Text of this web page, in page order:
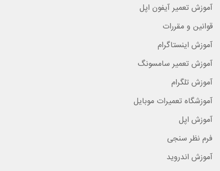
آموزش تعمیر آیفون اپل
قوانین و مقررات
آموزش اینستاگرام
آموزش تعمیر سامسونگ
آموزش تلگرام
آموزشگاه تعمیرات موبایل
آموزش اپل
فرم نظر سنجی
آموزش اندروید